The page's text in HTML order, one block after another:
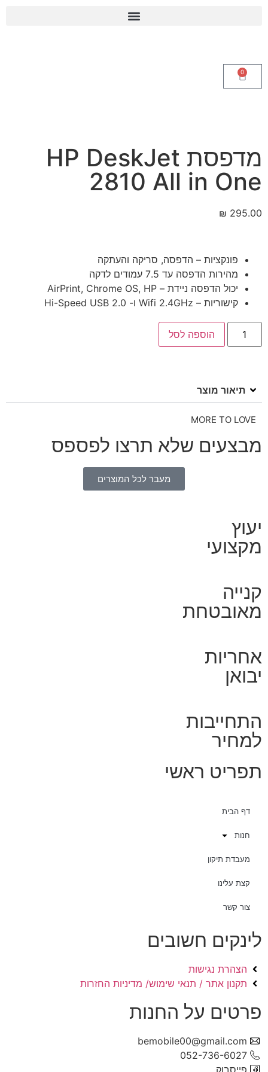
0
מדפסת HP DeskJet
2810 All in One
₪ 295.00
פונקציות – הדפסה, סריקה והעתקה
מהירות הדפסה עד 7.5 עמודים לדקה
יכול הדפסה ניידת – AirPrint, Chrome OS, HP
קישוריות – Wifi 2.4GHz ו- Hi-Speed USB 2.0
הוספה לסל
תיאור מוצר
MORE TO LOVE
מבצעים שלא תרצו לפספס
מעבר לכל המוצרים
יעוץ
מקצועי
קנייה
מאובטחת
אחריות
יבואן
התחייבות
למחיר
תפריט ראשי
דף הבית
חנות
מעבדת תיקון
קצת עלינו
צור קשר
לינקים חשובים
הצהרת נגישות
תקנון אתר / תנאי שימוש/ מדיניות החזרות
פרטים על החנות
bemobile00@gmail.com
052-736-6027